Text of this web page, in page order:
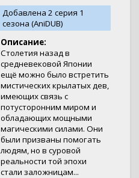
Добавлена 2 серия 1
сезона (AniDUB)
Описание:
Столетия назад в
средневековой Японии
ещё можно было встретить
мистических крылатых дев,
имеющих связь с
потусторонним миром и
обладающих мощными
магическими силами. Они
были призваны помогать
людям, но в суровой
реальности той эпохи
стали заложницам...